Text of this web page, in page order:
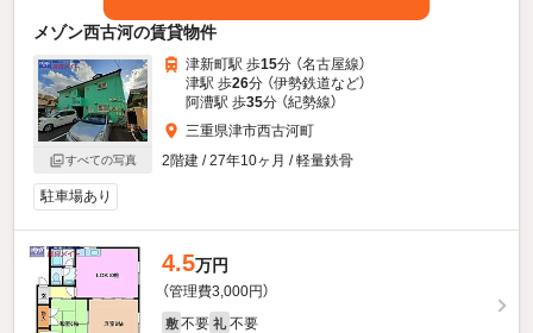
メゾン西古河の賃貸物件
すべての写真
津新町駅 歩15分 （名古屋線）
津駅 歩26分 （伊勢鉄道など）
阿漕駅 歩35分 （紀勢線）
三重県津市西古河町
2階建 / 27年10ヶ月 / 軽量鉄骨
駐車場あり
4.5万円
（管理費3,000円）
敷 不要 礼 不要